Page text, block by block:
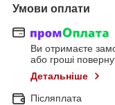
Умови оплати
Ви отримаєте
або гроші
Детальніше
Післяплата